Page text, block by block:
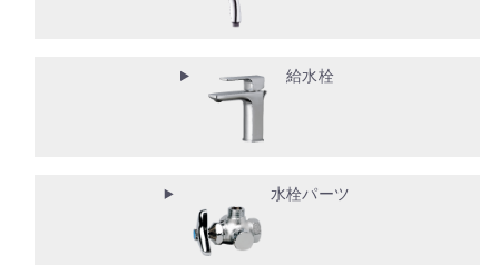
給水栓
水栓パーツ